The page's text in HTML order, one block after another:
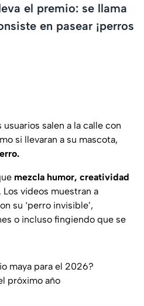
el premio: se llama
en pasear ¡perros
salen a la calle con
si llevaran a su mascota,
mezcla humor, creatividad
. Los videos muestran a
su ‘perro invisible’,
o incluso fingiendo que se
maya para el 2026?
próximo año